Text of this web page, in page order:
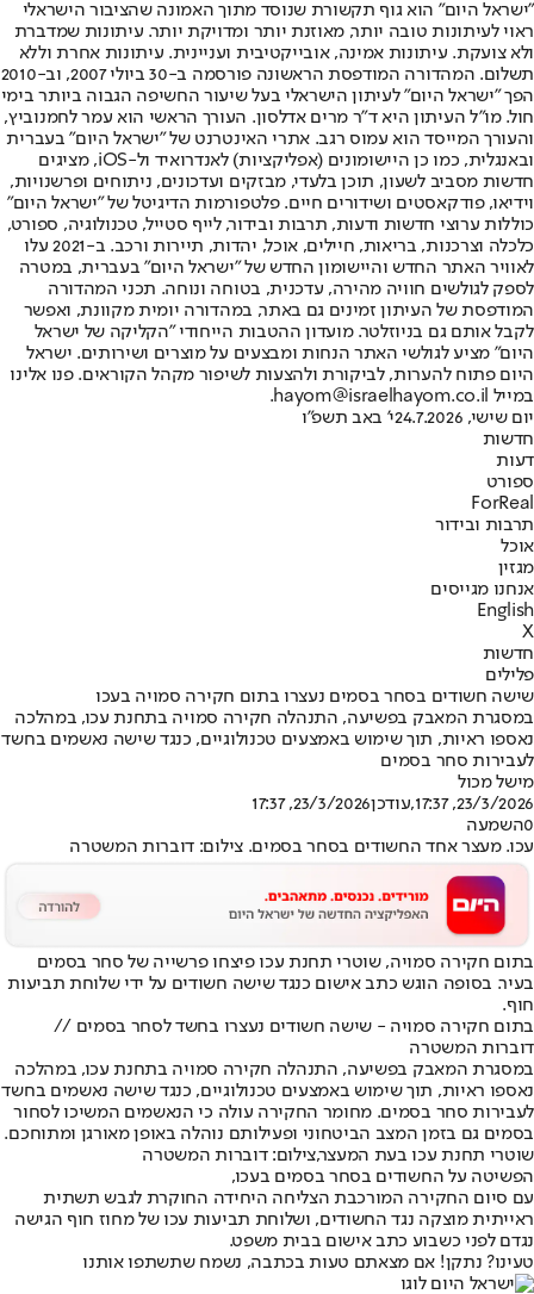
"ישראל היום" הוא גוף תקשורת שנוסד מתוך האמונה שהציבור הישראלי
ראוי לעיתונות טובה יותר, מאוזנת יותר ומדויקת יותר. עיתונות שמדברת
ולא צועקת. עיתונות אמינה, אובייקטיבית ועניינית. עיתונות אחרת וללא
תשלום. המהדורה המודפסת הראשונה פורסמה ב-30 ביולי 2007, וב-2010
הפך "ישראל היום" לעיתון הישראלי בעל שיעור החשיפה הגבוה ביותר בימי
חול. מו"ל העיתון היא ד"ר מרים אדלסון. העורך הראשי הוא עמר לחמנוביץ,
והעורך המייסד הוא עמוס רגב. אתרי האינטרנט של "ישראל היום" בעברית
ובאנגלית, כמו כן היישומונים (אפליקציות) לאנדרואיד ול-iOS, מציגים
חדשות מסביב לשעון, תוכן בלעדי, מבזקים ועדכונים, ניתוחים ופרשנויות,
וידיאו, פודקאסטים ושידורים חיים. פלטפורמות הדיגיטל של "ישראל היום"
כוללות ערוצי חדשות ודעות, תרבות ובידור, לייף סטייל, טכנולוגיה, ספורט,
כלכלה וצרכנות, בריאות, חיילים, אוכל, יהדות, תיירות ורכב. ב-2021 עלו
לאוויר האתר החדש והיישומון החדש של "ישראל היום" בעברית, במטרה
לספק לגולשים חוויה מהירה, עדכנית, בטוחה ונוחה. תכני המהדורה
המודפסת של העיתון זמינים גם באתר, במהדורה יומית מקוונת, ואפשר
לקבל אותם גם בניוזלטר. מועדון ההטבות הייחודי "הקליקה של ישראל
היום" מציע לגולשי האתר הנחות ומבצעים על מוצרים ושירותים. ישראל
היום פתוח להערות, לביקורת ולהצעות לשיפור מקהל הקוראים. פנו אלינו
במייל hayom@israelhayom.co.il.
יום שישי, 24.7.2026
י' באב תשפ"ו
חדשות
דעות
ספורט
ForReal
תרבות ובידור
אוכל
מגזין
אנחנו מגייסים
English
X
חדשות
פלילים
שישה חשודים בסחר בסמים נעצרו בתום חקירה סמויה בעכו
במסגרת המאבק בפשיעה, התנהלה חקירה סמויה בתחנת עכו, במהלכה
נאספו ראיות, תוך שימוש באמצעים טכנולוגיים, כנגד שישה נאשמים בחשד
לעבירות סחר בסמים
מישל מכול
23/3/2026, 17:37
,עודכן23/3/2026, 17:37
0השמעה
עכו. מעצר אחד החשודים בסחר בסמים. צילום: דוברות המשטרה
בתום חקירה סמויה, שוטרי תחנת עכו פיצחו פרשייה של סחר בסמים
בעיר. בסופה הוגש כתב אישום כנגד שישה חשודים על ידי שלוחת תביעות
חוף.
בתום חקירה סמויה - שישה חשודים נעצרו בחשד לסחר בסמים //
דוברות המשטרה
במסגרת המאבק בפשיעה, התנהלה חקירה סמויה בתחנת עכו, במהלכה
נאספו ראיות, תוך שימוש באמצעים טכנולוגיים, כנגד שישה נאשמים בחשד
לעבירות סחר בסמים. מחומר החקירה עולה כי הנאשמים המשיכו לסחור
בסמים גם בזמן המצב הביטחוני ופעילותם נוהלה באופן מאורגן ומתוחכם.
שוטרי תחנת עכו בעת המעצר,צילום: דוברות המשטרה
הפשיטה על החשודים בסחר בסמים בעכו,
עם סיום החקירה המורכבת הצליחה היחידה החוקרת לגבש תשתית
ראייתית מוצקה נגד החשודים, ושלוחת תביעות עכו של מחוז חוף הגישה
נגדם לפני כשבוע כתב אישום בבית משפט.
טעינו? נתקן! אם מצאתם טעות בכתבה, נשמח שתשתפו אותנו